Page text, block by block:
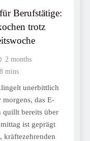
Berufstätige:
trotz
2 months
8 mins
unerbittlich
morgens, das E-
quillt bereits über
ist geprägt
kräftezehrenden